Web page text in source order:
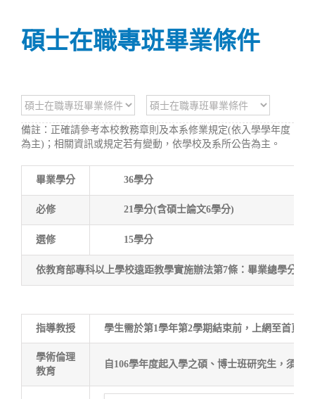
碩士在職專班畢業條件
備註：正確請參考本校教務章則及本系修業規定(依入學學年度
為主)；相關資訊或規定若有變動，依學校及系所公告為主。
畢業學分 36學分
必修 21學分(含碩士論文6學分)
選修 15學分
依教育部專科以上學校遠距教學實施辦法第7條：畢業總學分數
指導教授 學生需於第1學年第2學期結束前，上網至首頁
學術倫理
教育
自106學年度起入學之碩、博士班研究生，須透